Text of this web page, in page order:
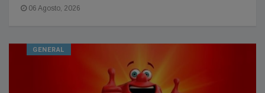
06 Agosto, 2026
GENERAL